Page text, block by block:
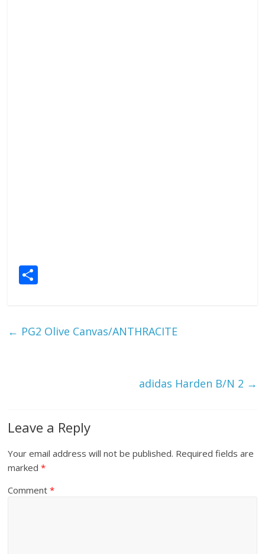
e
← PG2 Olive Canvas/ANTHRACITE
adidas Harden B/N 2 →
Leave a Reply
Your email address will not be published. Required fields are
marked*
Comment*